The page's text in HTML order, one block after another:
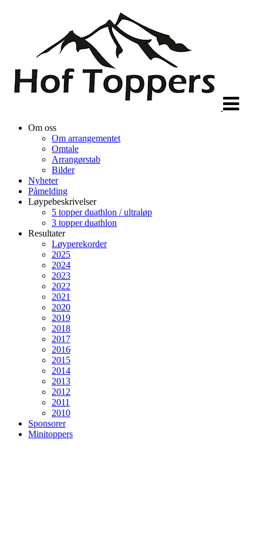
Om oss
Om arrangementet
Omtale
Arrangørstab
Bilder
Nyheter
Påmelding
Løypebeskrivelser
5 topper duathlon / ultraløp
3 topper duathlon
Resultater
Løyperekorder
2025
2024
2023
2022
2021
2020
2019
2018
2017
2016
2015
2014
2013
2012
2011
2010
Sponsorer
Minitoppers